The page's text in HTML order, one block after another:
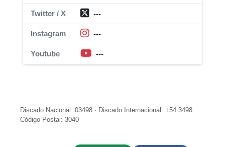
Twitter / X ---
Instagram ---
Youtube ---
Discado Nacional: 03498 · Discado Internacional: +54 3498
Código Postal: 3040